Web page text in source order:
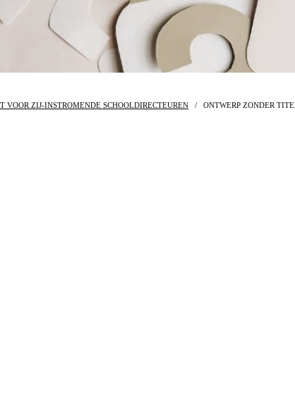
VOOR ZIJ-INSTROMENDE SCHOOLDIRECTEUREN / ONTWERP ZONDER